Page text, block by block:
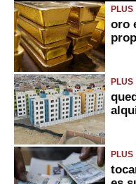
PLUS
oro
PLUS
PLUS